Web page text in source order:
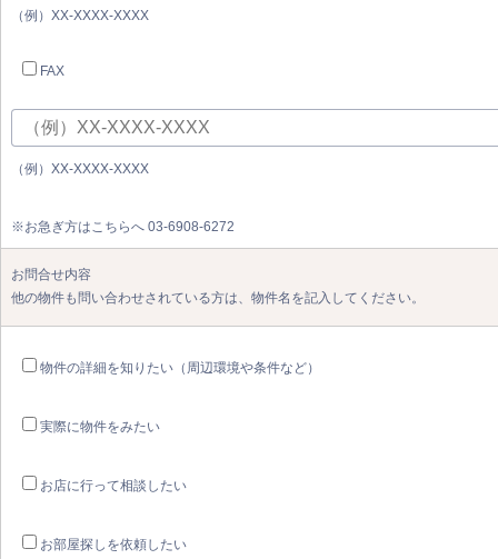
（例）XX-XXXX-XXXX
FAX
（例）XX-XXXX-XXXX
※お急ぎ方はこちらへ 03-6908-6272
お問合せ内容
他の物件も問い合わせされている方は、物件名を記入してください。
物件の詳細を知りたい（周辺環境や条件など）
実際に物件をみたい
お店に行って相談したい
お部屋探しを依頼したい